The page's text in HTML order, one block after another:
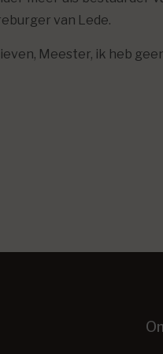
van Lede.
Meester, ik heb